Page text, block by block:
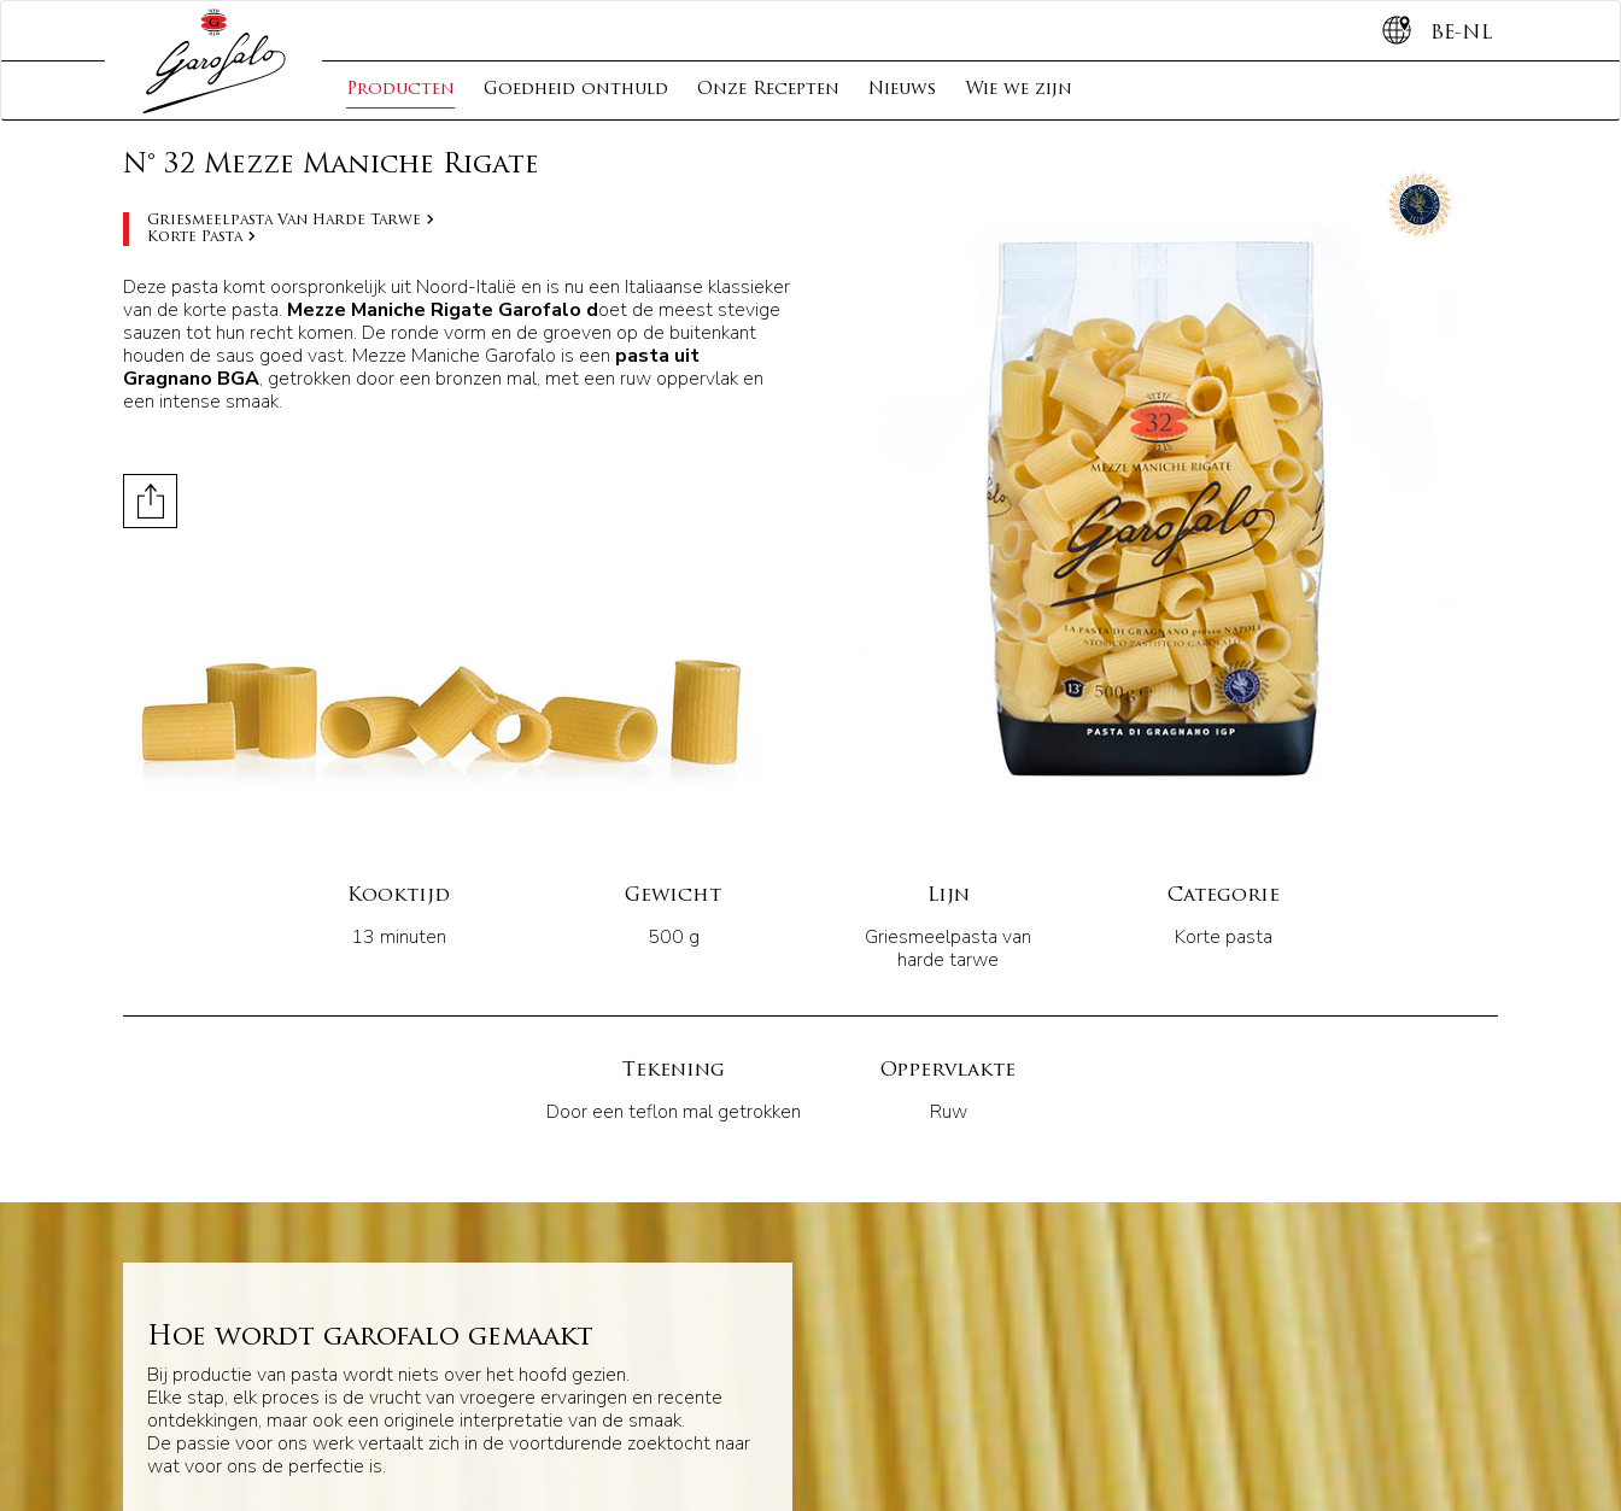
Producten Goedheid onthuld Onze Recepten Nieuws Wie we zijn
BE-NL
N° 32 Mezze Maniche Rigate
Griesmeelpasta Van Harde Tarwe
Korte Pasta
Deze pasta komt oorspronkelijk uit Noord-Italië en is nu een Italiaanse klassieker
van de korte pasta. Mezze Maniche Rigate Garofalo doet de meest stevige
sauzen tot hun recht komen. De ronde vorm en de groeven op de buitenkant
houden de saus goed vast. Mezze Maniche Garofalo is een pasta uit
Gragnano BGA, getrokken door een bronzen mal, met een ruw oppervlak en
een intense smaak.
Kooktijd
13 minuten
Gewicht
500 g
Lijn
Griesmeelpasta van
harde tarwe
Categorie
Korte pasta
Tekening
Door een teflon mal getrokken
Oppervlakte
Ruw
Hoe wordt garofalo gemaakt
Bij productie van pasta wordt niets over het hoofd gezien.
Elke stap, elk proces is de vrucht van vroegere ervaringen en recente
ontdekkingen, maar ook een originele interpretatie van de smaak.
De passie voor ons werk vertaalt zich in de voortdurende zoektocht naar
wat voor ons de perfectie is.